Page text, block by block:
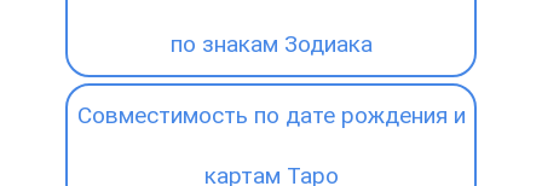
по знакам Зодиака
Совместимость по дате рождения и
картам Таро